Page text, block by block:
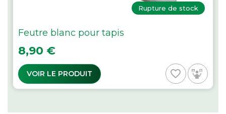
Rupture de stock
Feutre blanc pour tapis
Prix
8,90 €
VOIR LE PRODUIT favorite_border